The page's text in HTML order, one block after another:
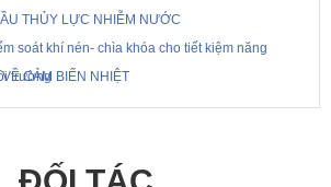
THỦY LỰC NHIỄM NƯỚC
soát khí nén- chìa khóa cho tiết kiệm năng
trường
CẢM BIẾN NHIỆT